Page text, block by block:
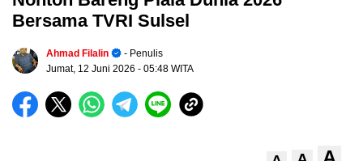
Bersama TVRI Sulsel
Ahmad Filalin
- Penulis
Jumat, 12 Juni 2026 - 05:48 WITA